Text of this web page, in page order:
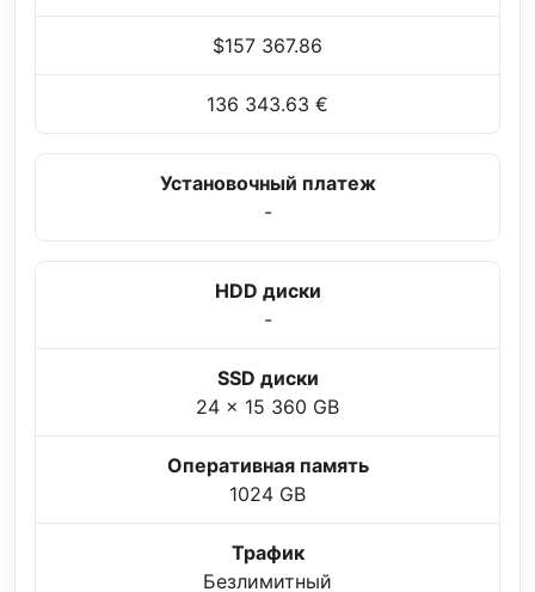
$157 367.86
136 343.63 €
Установочный платеж
-
HDD диски
-
SSD диски
24 x 15 360 GB
Оперативная память
1024 GB
Трафик
Безлимитный